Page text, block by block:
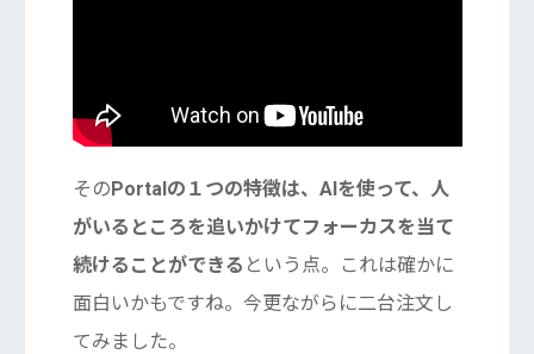
そのPortalの１つの特徴は、AIを使って、人
がいるところを追いかけてフォーカスを当て
続けることができる という点。これは確かに
面白いかもですね。今更ながらに二台注文し
てみました。